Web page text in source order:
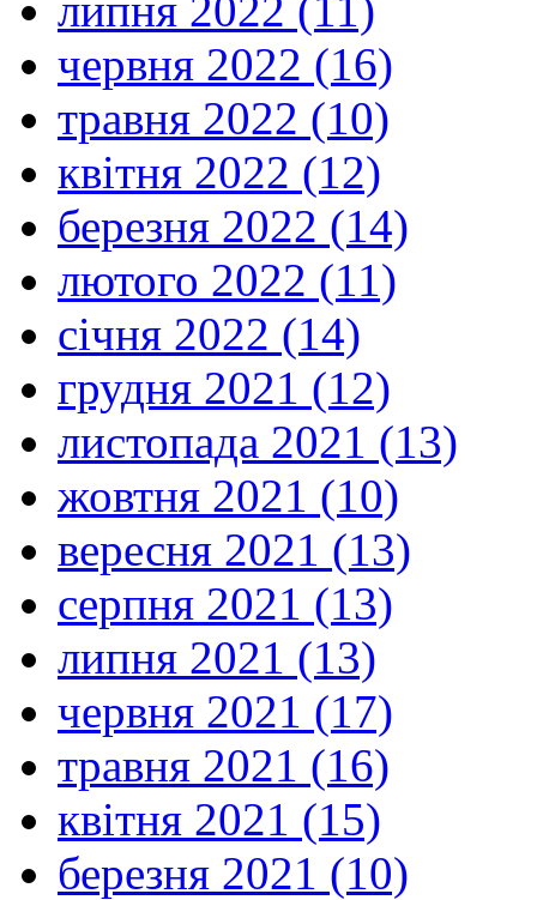
липня 2022 (11)
червня 2022 (16)
травня 2022 (10)
квітня 2022 (12)
березня 2022 (14)
лютого 2022 (11)
січня 2022 (14)
грудня 2021 (12)
листопада 2021 (13)
жовтня 2021 (10)
вересня 2021 (13)
серпня 2021 (13)
липня 2021 (13)
червня 2021 (17)
травня 2021 (16)
квітня 2021 (15)
березня 2021 (10)